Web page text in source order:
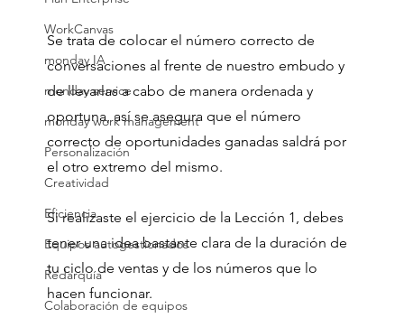
WorkCanvas
monday IA
monday service
monday work management
Personalización
Creatividad
Eficiencia
Equipos autogestionados
Redarquía
Colaboración de equipos
Se trata de colocar el número correcto de
conversaciones al frente de nuestro embudo y
de llevarlas a cabo de manera ordenada y
oportuna, así se asegura que el número
correcto de oportunidades ganadas saldrá por
el otro extremo del mismo.
Si realizaste el ejercicio de la Lección 1, debes
tener una idea bastante clara de la duración de
tu ciclo de ventas y de los números que lo
hacen funcionar.